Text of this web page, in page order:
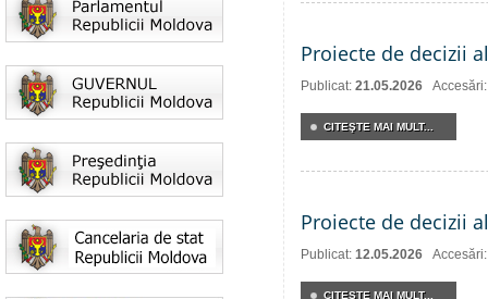
Proiecte de decizii
Publicat: 21.05.2026
CITEŞTE MAI MULT...
Proiecte de decizii
Publicat: 12.05.2026
CITEŞTE MAI MULT...